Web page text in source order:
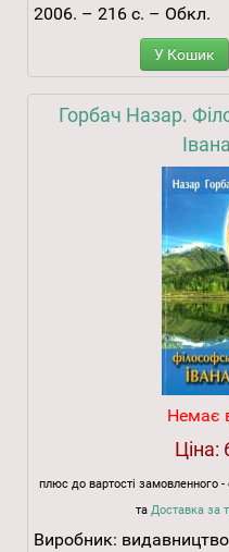
2006. – 216 с. – Обкл.
У Кошик
Горбач Назар.
Немає
Ціна:
плюс до вартості замовленного
та Доставка за
Виробник: